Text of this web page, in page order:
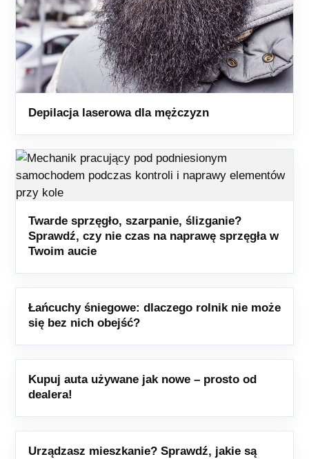
Depilacja laserowa dla mężczyzn
Twarde sprzęgło, szarpanie, ślizganie?
Sprawdź, czy nie czas na naprawę sprzęgła w
Twoim aucie
Łańcuchy śniegowe: dlaczego rolnik nie może
się bez nich obejść?
Kupuj auta używane jak nowe – prosto od
dealera!
Urządzasz mieszkanie? Sprawdź, jakie są